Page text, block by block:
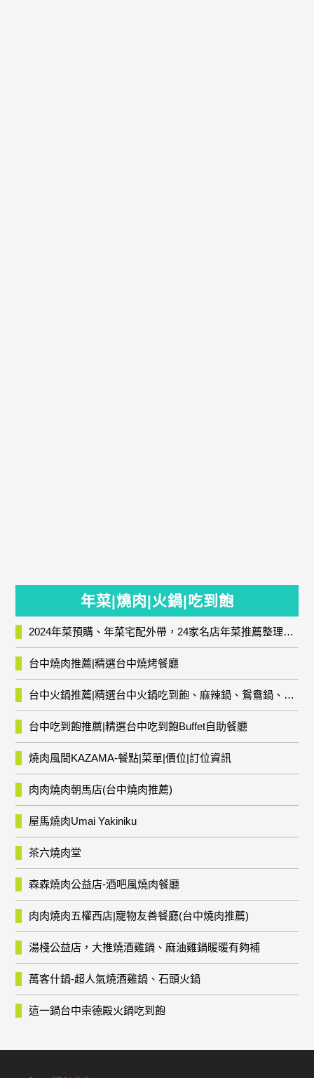
年菜|燒肉|火鍋|吃到飽
2024年菜預購、年菜宅配外帶，24家名店年菜推薦整理，圍爐輕鬆上菜團圓趣
台中燒肉推薦|精選台中燒烤餐廳
台中火鍋推薦|精選台中火鍋吃到飽、麻辣鍋、鴛鴦鍋、石頭火鍋、酸菜白肉鍋、海鮮鍋、燒酒雞、麻油雞、壽喜燒等熱門人氣火鍋店!
台中吃到飽推薦|精選台中吃到飽Buffet自助餐廳
燒肉風間KAZAMA-餐點|菜單|價位|訂位資訊
肉肉燒肉朝馬店(台中燒肉推薦)
屋馬燒肉Umai Yakiniku
茶六燒肉堂
森森燒肉公益店-酒吧風燒肉餐廳
肉肉燒肉五權西店|寵物友善餐廳(台中燒肉推薦)
湯棧公益店，大推燒酒雞鍋、麻油雞鍋暖暖有夠補
萬客什鍋-超人氣燒酒雞鍋、石頭火鍋
這一鍋台中崇德殿火鍋吃到飽